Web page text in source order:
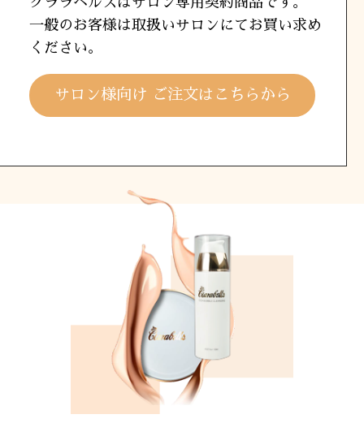
一般のお客様は取扱いサロンにてお買い求め
ください。
サロン様向け ご注文はこちらから